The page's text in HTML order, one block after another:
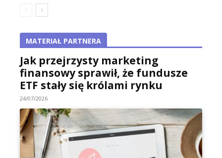
MATERIAŁ PARTNERA
Jak przejrzysty marketing
finansowy sprawił, że fundusze
ETF stały się królami rynku
24/07/2026